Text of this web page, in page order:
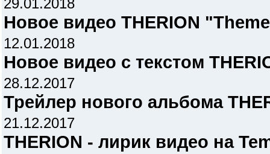
29.01.2018
Новое видео THERION
12.01.2018
Новое видео с текстом
28.12.2017
Трейлер нового альбома
21.12.2017
THERION - лирик видео на